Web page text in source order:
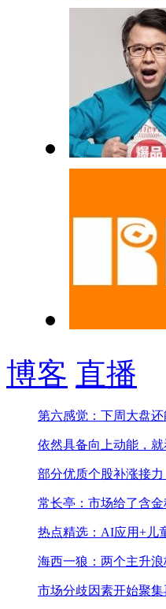
博客 直播
第六感觉：下周大盘还
依然具备向上动能，就
部分优质个股补涨接
常长亭：市场给了含
热点精选：AI应用+儿
海西一狼：两个主升浪
市场分歧因素开始聚集